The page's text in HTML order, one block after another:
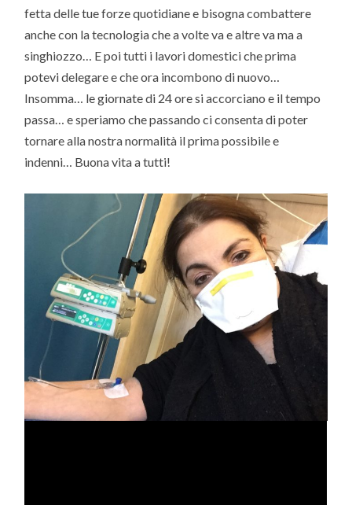
fetta delle tue forze quotidiane e bisogna combattere
anche con la tecnologia che a volte va e altre va ma a
singhiozzo… E poi tutti i lavori domestici che prima
potevi delegare e che ora incombono di nuovo…
Insomma… le giornate di 24 ore si accorciano e il tempo
passa… e speriamo che passando ci consenta di poter
tornare alla nostra normalità il prima possibile e
indenni… Buona vita a tutti!